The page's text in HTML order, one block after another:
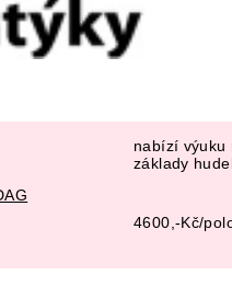
nabízí výuku
základy
4600,-Kč/